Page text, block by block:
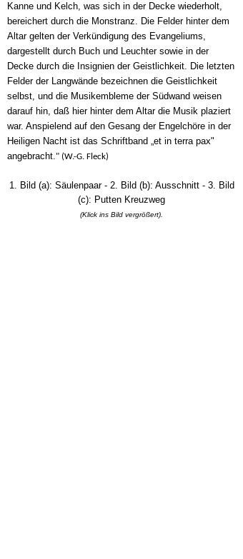
Kanne und Kelch, was sich in der Decke wiederholt,
bereichert durch die Monstranz. Die Felder hinter dem
Altar gelten der Verkündigung des Evangeliums,
dargestellt durch Buch und Leuchter sowie in der
Decke durch die Insignien der Geistlichkeit. Die letzten
Felder der Langwände bezeichnen die Geistlichkeit
selbst, und die Musikembleme der Südwand weisen
darauf hin, daß hier hinter dem Altar die Musik plaziert
war. Anspielend auf den Gesang der Engelchöre in der
Heiligen Nacht ist das Schriftband „et in terra pax"
angebracht." (W.-G. Fleck)
1. Bild (a): Säulenpaar - 2. Bild (b): Ausschnitt - 3. Bild
(c): Putten Kreuzweg
(Klick ins Bild vergrößert).